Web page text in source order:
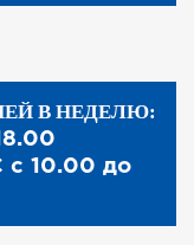
В НЕДЕЛЮ:
с 10.00 до